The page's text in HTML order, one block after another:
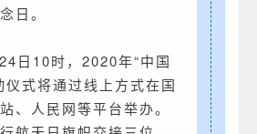
日。
日10时，2020年“中国
仪式将通过线上方式在国
、人民网等平台举办。